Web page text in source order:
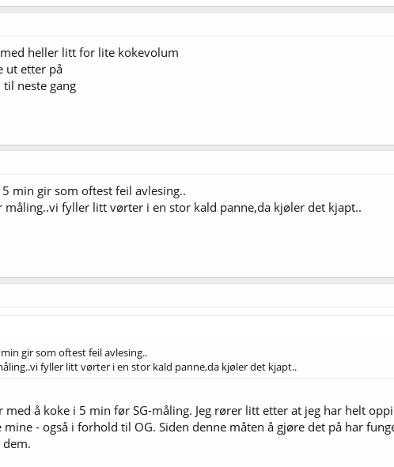
heller litt for lite kokevolum
ut etter på
neste gang
min gir som oftest feil avlesing..
måling..vi fyller litt vørter i en stor kald panne,da kjøler det kjapt..
gir som oftest feil avlesing..
fyller litt vørter i en stor kald panne,da kjøler det kjapt..
med å koke i 5 min før SG-måling. Jeg rører litt etter at jeg har helt
- også i forhold til OG. Siden denne måten å gjøre det på har